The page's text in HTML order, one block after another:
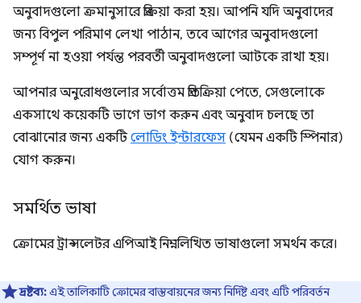
অনুবাদগুলো ক্রমানুসারে প্রক্রিয়া করা হয়। আপনি যদি অনুবাদের
জন্য বিপুল পরিমাণ লেখা পাঠান, তবে আগের অনুবাদগুলো
সম্পূর্ণ না হওয়া পর্যন্ত পরবর্তী অনুবাদগুলো আটকে রাখা হয়।
আপনার অনুরোধগুলোর সর্বোত্তম প্রতিক্রিয়া পেতে, সেগুলোকে
একসাথে কয়েকটি ভাগে ভাগ করুন এবং অনুবাদ চলছে তা
বোঝানোর জন্য একটিলোডিং ইন্টারফেস (যেমন একটি স্পিনার)
যোগ করুন।
সমর্থিত ভাষা
ক্রোমের ট্রান্সলেটর এপিআই নিম্নলিখিত ভাষাগুলো সমর্থন করে।
দ্রষ্টব্য:এই তালিকাটি ক্রোমের বাস্তবায়নের জন্য নির্দিষ্ট এবং এটি পরিবর্তন